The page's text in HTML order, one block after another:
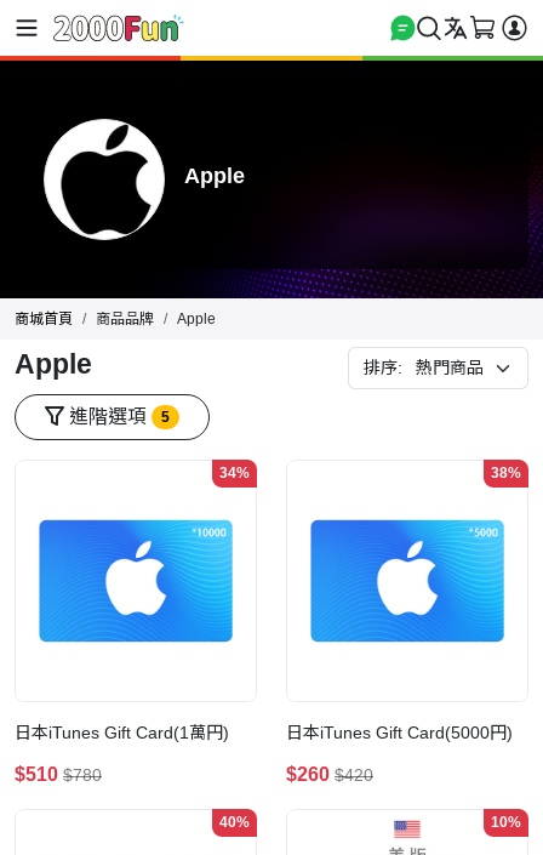
Apple
商城首頁 商品品牌 Apple
Apple 排序:
進階選項 5
34%
日本iTunes Gift Card(1萬円)
$510 $780
38%
日本iTunes Gift Card(5000円)
$260 $420
40% 10%